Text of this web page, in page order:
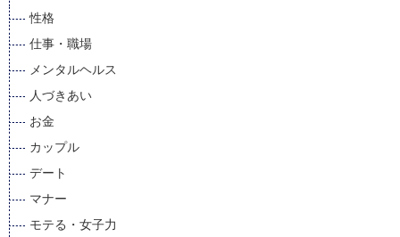
性格
仕事・職場
メンタルヘルス
人づきあい
お金
カップル
デート
マナー
モテる・女子力